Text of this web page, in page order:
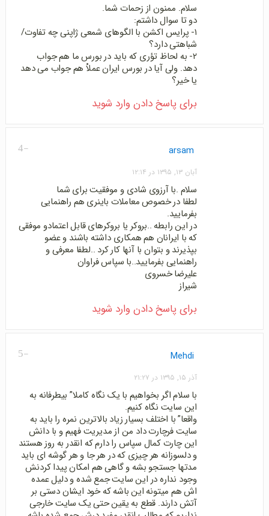
سلام. ممنون از زحمات شما.
دو تا سوال داشتم:
۱- پرایس اکشن با الگوهای شمعی ژاپنی چه تفاوت/
شباهتی دارد؟
۲- به لحاظ تؤری که باید در بورس ما هم جواب
دهد. ولی آیا در بورس ایران عملاْ هم جواب می دهد
یا خیر؟
برای پاسخ دادن وارد شوید
-4 arsam
آبان ۱۳, ۱۳۹۵ در ۱۲:۱۴
سلام .با آرزوی شادی و موفقیت برای شما
لطفا در خصوص معاملات باینری هم راهنمایی
بفرمایید.
در این رابطه ..بروکر یا بروکرهای قابل اعتمادو موفقی
که با ایرانان هم همکاری داشته باشند و عضو
بپذیرند و بتوان با آنها کار کرد ..لطفا معرفی و
راهنمایی بفرمایید..با سپاس فراوان
علیرضا خسروی
شیراز
برای پاسخ دادن وارد شوید
-5 Mehdi
آذر ۱۵, ۱۳۹۵ در ۲۱:۲۷
با سلام اگر بخواهیم با یک نگاه کاملا” بیطرفانه به
این سایت نگاه کنیم.
واقعا” با اختلف بسیار زیاد بالاترین نمره را باید به
سایت فرچارت داد من از مدیریت فهیم و با دانش
این چارت کمال سپاس را دارم که انقدر به روز هستند
و دلسوزانه هر چیزی که در هر جا و هر گوشه ای باید
مدتها جستجو بشه و گاهی هم امکان پیدا کردنش
وجود نداره در این سایت جمع شده و دلیل عمده
اش هم میتونه این باشه که خود ایشان دستی بر
آتش دارند. قطع به یقین حتی یک سایت خارجی